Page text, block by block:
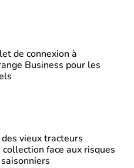
de connexion à
Business pour les
des vieux tracteurs
face aux risques